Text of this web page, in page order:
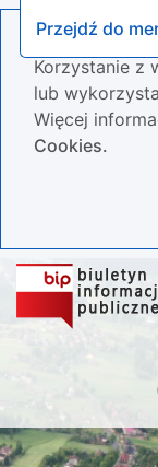
Przejdź do
Nasza strona
Korzystanie z
lub
Więcej
Cookies.